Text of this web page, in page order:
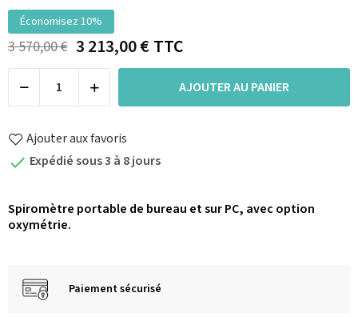
Économisez 10%
3 570,00 € 3 213,00 €TTC
AJOUTER AU PANIER
Ajouter aux favoris
 Expédié sous 3 à 8 jours
Spiromètre portable de bureau et sur PC, avec option
oxymétrie.
Paiement sécurisé